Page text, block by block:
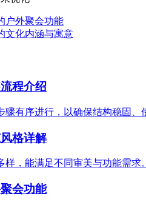
户外聚会功能
文化内涵与寓意
程介绍
骤有序进行，以确保结构稳固、
格详解
样，能满足不同审美与功能需求。
会功能